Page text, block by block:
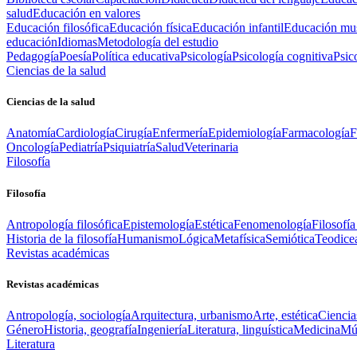
saludEducación en valores
Educación filosóficaEducación físicaEducación infantilEducación
educaciónIdiomasMetodología del estudio
PedagogíaPoesíaPolítica educativaPsicologíaPsicología cognitiva
Ciencias de la salud
Ciencias de la salud
AnatomíaCardiologíaCirugíaEnfermeríaEpidemiologíaFarmacología
OncologíaPediatríaPsiquiatríaSaludVeterinaria
Filosofía
Filosofía
Antropología filosóficaEpistemologíaEstéticaFenomenología
Historia de la filosofíaHumanismoLógicaMetafísicaSemiótica
Revistas académicas
Revistas académicas
Antropología, sociologíaArquitectura, urbanismoArte, estética
GéneroHistoria, geografíaIngenieríaLiteratura, linguísticaMedicina
Literatura